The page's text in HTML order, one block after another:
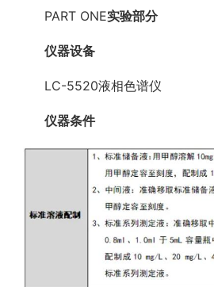
PART ONE实验部分
仪器设备
LC-5520液相色谱仪
仪器条件